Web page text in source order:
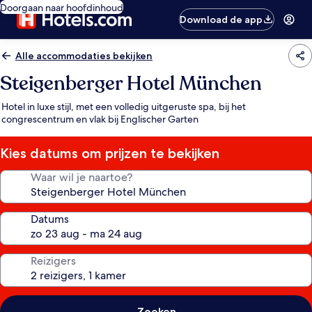
Doorgaan naar hoofdinhoud
Download de app
Alle accommodaties bekijken
Steigenberger Hotel München
Hotel in luxe stijl, met een volledig uitgeruste spa, bij het
congrescentrum en vlak bij Englischer Garten
Kies datums om prijzen te bekijken
Waar wil je naartoe?
Datums
Reizigers